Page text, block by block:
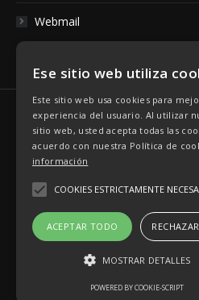
Webmail
Aviso Legal|Política de
Ese sitio web utiliza
Este sitio web usa cookies para
experiencia del usuario. Al utilizar
sitio web, usted acepta todas las
acuerdo con nuestra Política de
información
COOKIES ESTRICTAMENTE
ACEPTAR TODO
MOSTRAR DETALLES
POWERED BY COOKIE-SCRIPT